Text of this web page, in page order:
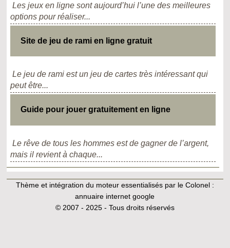
Les jeux en ligne sont aujourd’hui l’une des meilleures
options pour réaliser...
Site de jeu de rami en ligne gratuit
Le jeu de rami est un jeu de cartes très intéressant qui
peut être...
Guide pour jouer gratuitement en ligne
Le rêve de tous les hommes est de gagner de l’argent,
mais il revient à chaque...
Thème et intégration du moteur essentialisés par le Colonel :
annuaire internet google
© 2007 - 2025 - Tous droits réservés